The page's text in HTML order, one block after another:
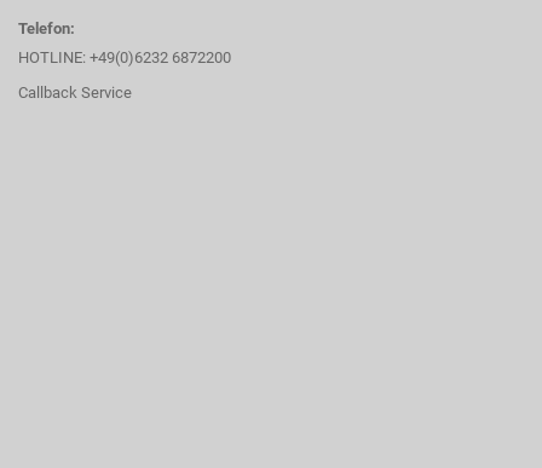
Telefon:
HOTLINE: +49(0)6232 6872200
Callback Service